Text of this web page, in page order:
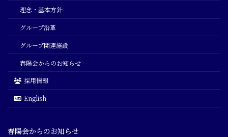
理念・基本方針
グループ沿革
グループ関連施設
春陽会からのお知らせ
採用情報
English
春陽会からのお知らせ